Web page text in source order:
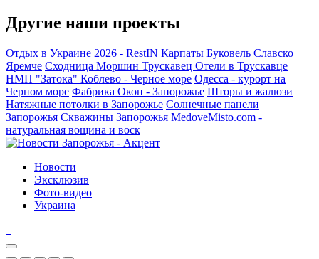
Другие наши проекты
Отдых в Украине 2026 - RestIN Карпаты Буковель Славско
Яремче Сходница Моршин Трускавец Отели в Трускавце
НМП "Затока" Коблево - Черное море Одесса - курорт на
Черном море Фабрика Окон - Запорожье Шторы и жалюзи
Натяжные потолки в Запорожье Солнечные панели
Запорожья Скважины Запорожья MedoveMisto.com -
натуральная вощина и воск
Новости
Эксклюзив
Фото-видео
Украина